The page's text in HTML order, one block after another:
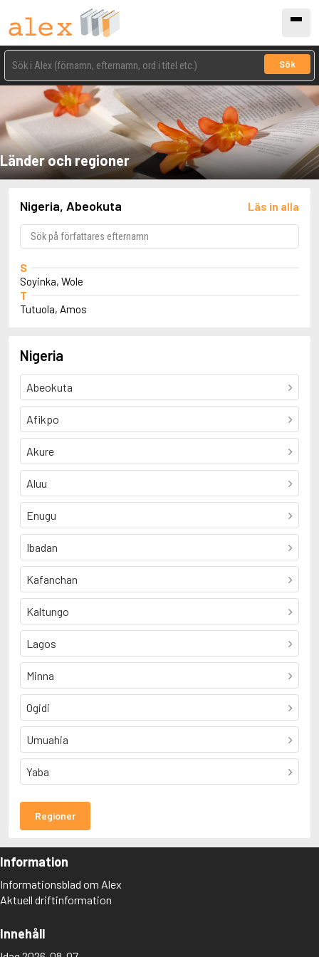
Sök
Länder och regioner
Nigeria, Abeokuta Läs in alla
S
Soyinka, Wole
T
Tutuola, Amos
Nigeria
Abeokuta
Afikpo
Akure
Aluu
Enugu
Ibadan
Kafanchan
Kaltungo
Lagos
Minna
Ogidi
Umuahia
Yaba
Regioner
Information
Informationsblad om Alex
Aktuell driftinformation
Innehåll